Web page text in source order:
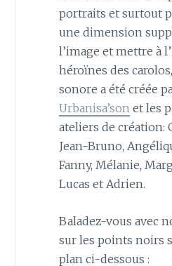
portraits et surtout
une dimension
l’image et mettre à
héroïnes des
sonore a été créée
Urbanisa’sonet les
ateliers de création:
Jean-Bruno,
Fanny, Mélanie,
Lucas et Adrien.
Baladez-vous avec
sur les points noirs
plan ci-dessous :